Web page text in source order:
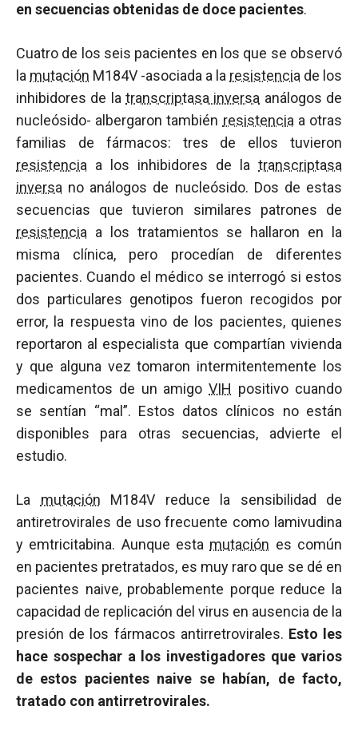
en secuencias obtenidas de doce pacientes.
Cuatro de los seis pacientes en los que se observó
la mutación M184V -asociada a la resistencia de los
inhibidores de la transcriptasa inversa análogos de
nucleósido- albergaron también resistencia a otras
familias de fármacos: tres de ellos tuvieron
resistencia a los inhibidores de la transcriptasa
inversa no análogos de nucleósido. Dos de estas
secuencias que tuvieron similares patrones de
resistencia a los tratamientos se hallaron en la
misma clínica, pero procedían de diferentes
pacientes. Cuando el médico se interrogó si estos
dos particulares genotipos fueron recogidos por
error, la respuesta vino de los pacientes, quienes
reportaron al especialista que compartían vivienda
y que alguna vez tomaron intermitentemente los
medicamentos de un amigoVIH positivo cuando
se sentían “mal”. Estos datos clínicos no están
disponibles para otras secuencias, advierte el
estudio.
La mutación M184V reduce la sensibilidad de
antiretrovirales de uso frecuente como lamivudina
y emtricitabina. Aunque esta mutación es común
en pacientes pretratados, es muy raro que se dé en
pacientes naive, probablemente porque reduce la
capacidad de replicación del virus en ausencia de la
presión de los fármacos antirretrovirales. Esto les
hace sospechar a los investigadores que varios
de estos pacientes naive se habían, de facto,
tratado con antirretrovirales.